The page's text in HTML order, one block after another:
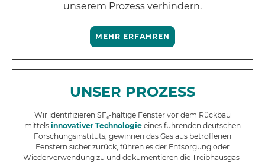
unserem Prozess verhindern.
MEHR ERFAHREN
UNSER PROZESS
Wir identifizieren SF₆-haltige Fenster vor dem Rückbau
mittels innovativer Technologie eines führenden deutschen
Forschungsinstituts, gewinnen das Gas aus betroffenen
Fenstern sicher zurück, führen es der Entsorgung oder
Wiederverwendung zu und dokumentieren die Treibhausgas-